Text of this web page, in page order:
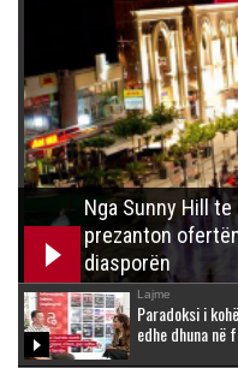
Nga Sunny Hill te
prezanton
diasporën
Lajme
Paradoksi i
edhe dhuna në